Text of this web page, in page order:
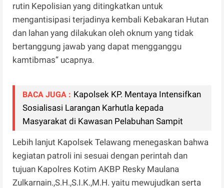
rutin Kepolisian yang ditingkatkan untuk
mengantisipasi terjadinya kembali Kebakaran Hutan
dan lahan yang dilakukan oleh oknum yang tidak
bertanggung jawab yang dapat mengganggu
kamtibmas” ucapnya.
BACA JUGA : Kapolsek KP. Mentaya Intensifkan
Sosialisasi Larangan Karhutla kepada
Masyarakat di Kawasan Pelabuhan Sampit
Lebih lanjut Kapolsek Telawang menegaskan bahwa
kegiatan patroli ini sesuai dengan perintah dan
tujuan Kapolres Kotim AKBP Resky Maulana
Zulkarnain.,S.H.,S.I.K.,M.H. yaitu mewujudkan serta